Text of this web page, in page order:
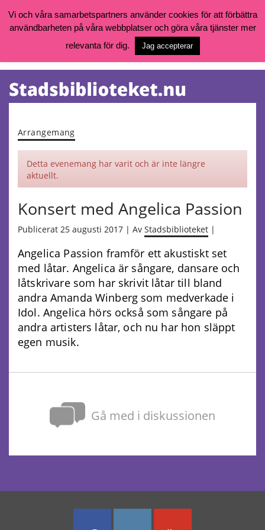
Vill du söka böcker, logga in på ditt bibliotekskonto eller nå övriga
goteborg.se/bibliotek
Öppettider, katalog och kontakt
Tjänster
Arrangemang
Detta evenemang har varit och är inte längre
aktuellt.
Konsert med Angelica Passion
Publicerat 25 augusti 2017 | Av Stadsbiblioteket |
Angelica Passion framför ett akustiskt set
med låtar. Angelica är sångare, dansare och
låtskrivare som har skrivit låtar till bland
andra Amanda Winberg som medverkade i
Idol. Angelica hörs också som sångare på
andra artisters låtar, och nu har hon släppt
egen musik.
Gå med i diskussionen
Vi och våra samarbetspartners använder cookies för att förbättra
användbarheten på våra webbplatser och göra våra tjänster mer
relevanta för dig.
Jag accepterar